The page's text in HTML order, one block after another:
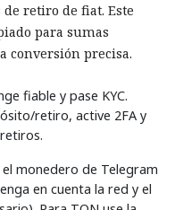
retiro de fiat. Este
para sumas
conversión precisa.
fiable y pase KYC.
retiro, active 2FA y
monedero de Telegram
en cuenta la red y el